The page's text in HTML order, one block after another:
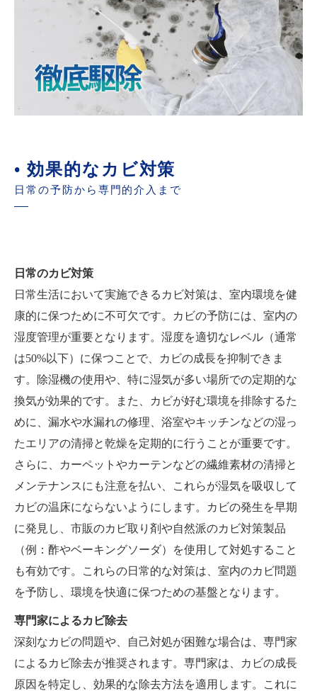
• 効果的なカビ対策
日常の予防から専門的介入まで
日常のカビ対策
日常生活において実施できるカビ対策は、室内環境を健
康的に保つために不可欠です。カビの予防には、室内の
湿度管理が重要となります。湿度を適切なレベル（通常
は50%以下）に保つことで、カビの成長を抑制できま
す。除湿機の使用や、特に湿気が多い場所での定期的な
換気が効果的です。また、カビが好む環境を排除するた
めに、漏水や水漏れの修理、浴室やキッチンなどの湿っ
たエリアの清掃と乾燥を定期的に行うことが重要です。
さらに、カーペットやカーテンなどの繊維素材の清掃と
メンテナンスにも注意を払い、これらが湿気を吸収して
カビの温床にならないようにします。カビの発生を早期
に発見し、市販のカビ取り剤や自然派のカビ対策製品
（例：酢やベーキングソーダ）を使用して対処すること
も有効です。これらの日常的な対策は、室内のカビ問題
を予防し、環境を快適に保つための基盤となります。
専門家によるカビ除去
深刻なカビの問題や、自己対処が困難な場合は、専門家
によるカビ除去が推奨されます。専門家は、カビの成長
原因を特定し、効果的な除去方法を適用します。これに